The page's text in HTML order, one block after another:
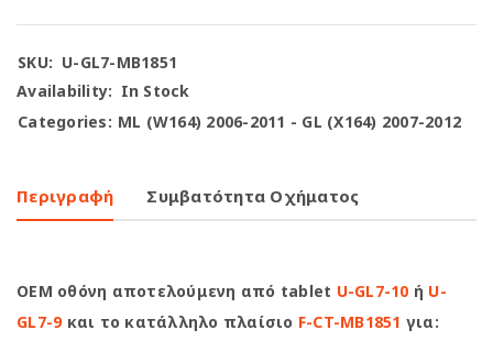
SKU: U-GL7-MB1851
Availability: In Stock
Categories: ML (W164) 2006-2011 - GL (X164) 2007-2012
Περιγραφή Συμβατότητα Οχήματος
OEM οθόνη αποτελούμενη από tablet U-GL7-10 ή U-
GL7-9και το κατάλληλο πλαίσιο F-CT-MB1851 για: